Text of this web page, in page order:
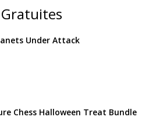
Gratuites
Under Attack
Chess Halloween Treat Bundle